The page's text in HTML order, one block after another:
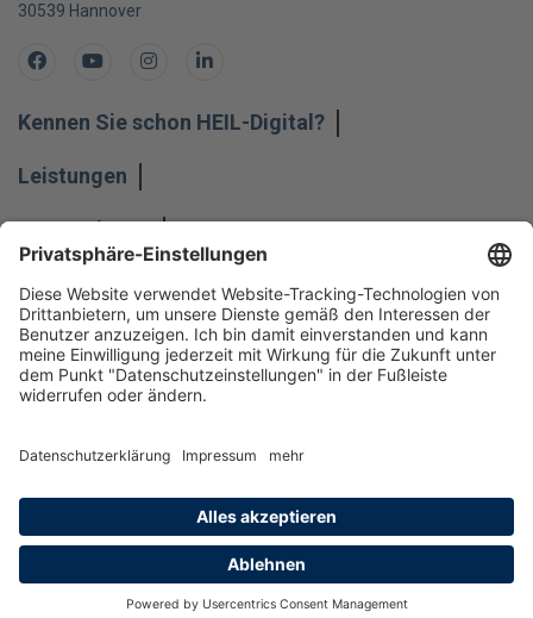
30539 Hannover
FacebookYoutubeInstagramLinkedIn
Kennen Sie schon HEIL-Digital?
Leistungen
Unternehmen
Impressum
Datenschutzeinstellungen
Allgemeine Geschäftsbedingungen